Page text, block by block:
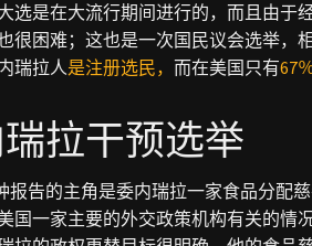
选是在大流行期间进行的，而且由于
很困难；这也是一次国民议会选举，
瑞拉人是注册选民，而在美国只有67
拉干预选举
报告的主角是委内瑞拉一家食品分配
国一家主要的外交政策机构有关的情